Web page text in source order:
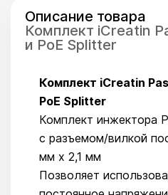
Описание товара
Комплект iCreatin
и PoE Splitter
Комплект iCreatin
PoE Splitter
Комплект инжектора
с разъемом/вилкой
мм x 2,1 мм
Позволяет